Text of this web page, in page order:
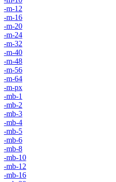
-m-12
-m-16
-m-20
-m-24
-m-32
-m-40
-m-48
-m-56
-m-64
-m-px
-mb-1
-mb-2
-mb-3
-mb-4
-mb-5
-mb-6
-mb-8
-mb-10
-mb-12
-mb-16